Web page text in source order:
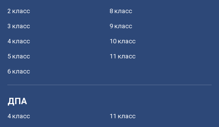
2 класс
3 класс
4 класс
5 класс
6 класс
8 класс
9 класс
10 класс
11 класс
ДПА
4 класс 11 класс